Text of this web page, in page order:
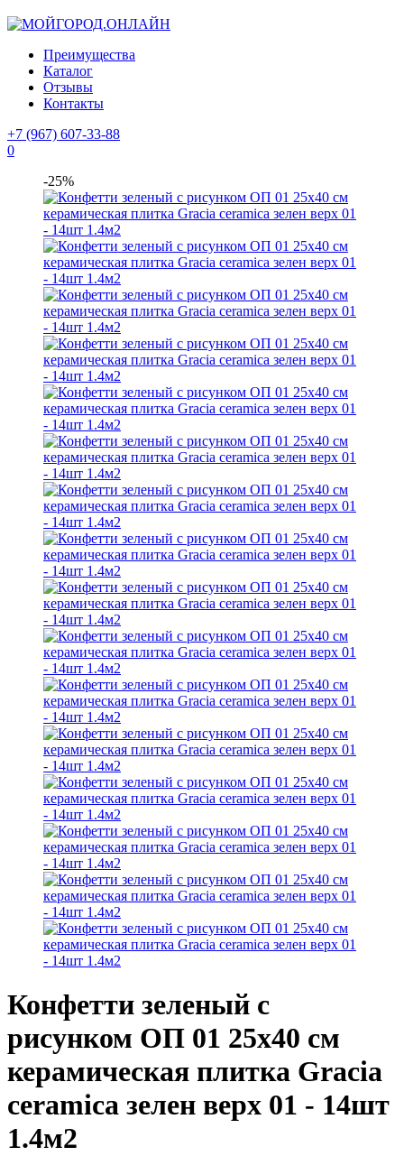
Преимущества
Каталог
Отзывы
Контакты
+7 (967) 607-33-88
0
-25%
Конфетти зеленый с
рисунком ОП 01 25х40 см
керамическая плитка Gracia
ceramica зелен верх 01 - 14шт
1.4м2